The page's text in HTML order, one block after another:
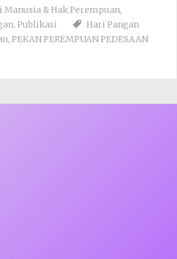
Manusia & Hak Perempuan,
, Publikasi
Hari Pangan
, PEKAN PEREMPUAN PEDESAAN